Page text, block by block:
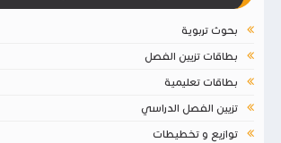
بحوث تربوية
بطاقات تزيين الفصل
بطاقات تعليمية
تزيين الفصل الدراسي
توازيع و تخطيطات